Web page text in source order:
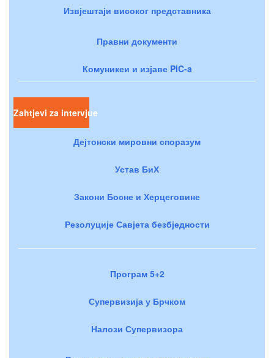
Извјештаји високог представника
Правни документи
Комуникеи и изјаве PIC-a
Zahtjevi za intervjue
Дејтонски мировни споразум
Устав БиХ
Закони Босне и Херцеговине
Резолуције Савјета безбједности
Програм 5+2
Супервизија у Брчком
Налози Супервизора